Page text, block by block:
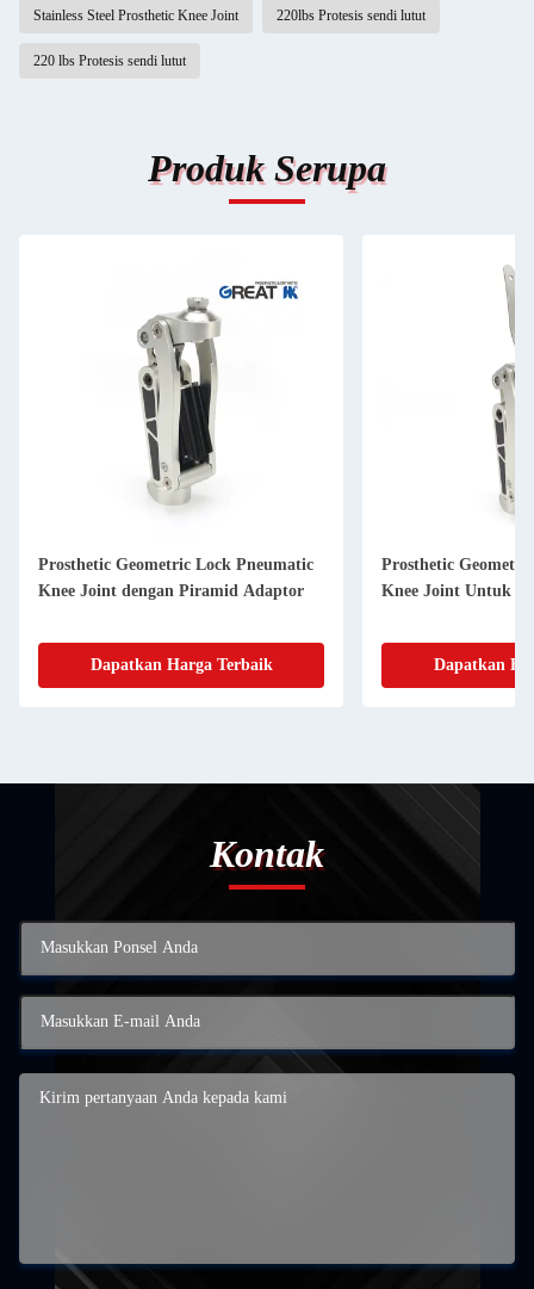
Stainless Steel Prosthetic Knee Joint 220lbs Protesis sendi lutut
220 lbs Protesis sendi lutut
Produk Serupa
Prosthetic Geometric Lock Pneumatic
Knee Joint dengan Piramid Adaptor
Dapatkan Harga Terbaik
Prosthetic
Knee Joint Untuk
Dapatkan
Kontak